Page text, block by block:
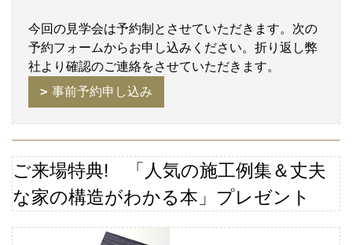
今回の見学会は予約制とさせていただきます。次の
予約フォームからお申し込みください。折り返し弊
社より確認のご連絡をさせていただきます。
事前予約申し込み
ご来場特典! 「人気の施工例集＆丈夫
な家の構造がわかる本」プレゼント